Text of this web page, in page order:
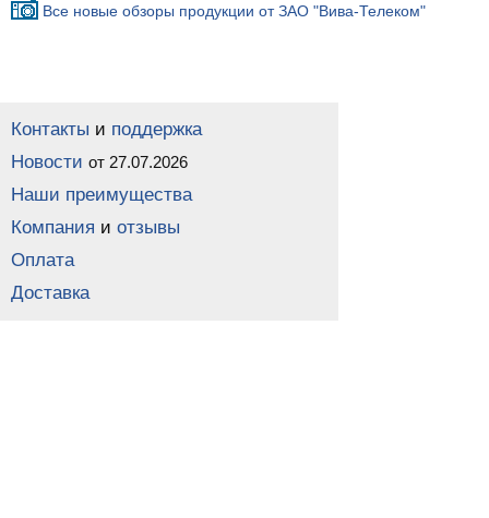
Все новые обзоры продукции от ЗАО "Вива-Телеком"
Контакты и поддержка
Новости от 27.07.2026
Наши преимущества
Компания и отзывы
Оплата
Доставка